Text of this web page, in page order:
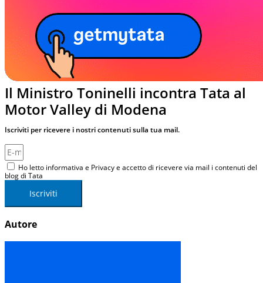
Il Ministro Toninelli incontra Tata al
Motor Valley di Modena
Iscriviti per ricevere i nostri contenuti sulla tua mail.
Ho letto informativa e Privacy e accetto di ricevere via mail i contenuti del
blog di Tata
Iscriviti
Autore